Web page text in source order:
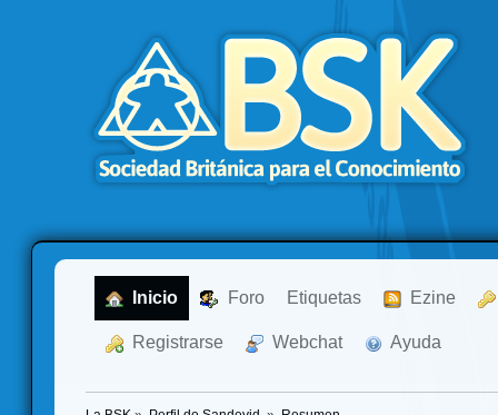
Inicio Foro Etiquetas Ezine
Registrarse Webchat Ayuda